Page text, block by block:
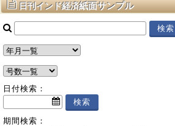
日刊インド経済紙面サンプル
日付検索：
期間検索：